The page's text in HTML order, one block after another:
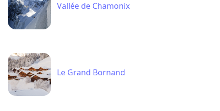
Vallée de Chamonix
Le Grand Bornand